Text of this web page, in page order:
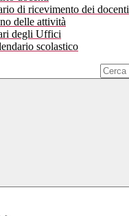
di ricevimento dei docenti
delle attività
degli Uffici
scolastico